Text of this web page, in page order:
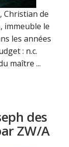
Christian de
immeuble le
les années
: n.c.
maître ...
des
ZW/A